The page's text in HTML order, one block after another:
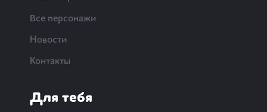
Все персонажи
Новости
Контакты
Для тебя